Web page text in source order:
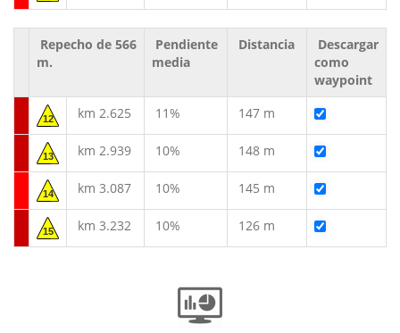
Repecho de 566
m.
Pendiente
media
Distancia
Descargar
como
waypoint
12 km 2.625 11% 147 m
13 km 2.939 10% 148 m
14 km 3.087 10% 145 m
15 km 3.232 10% 126 m